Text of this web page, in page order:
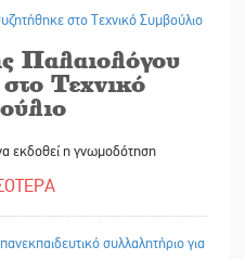
Παλαιολόγου
Τεχνικό
εκδοθεί η γνωμοδότηση